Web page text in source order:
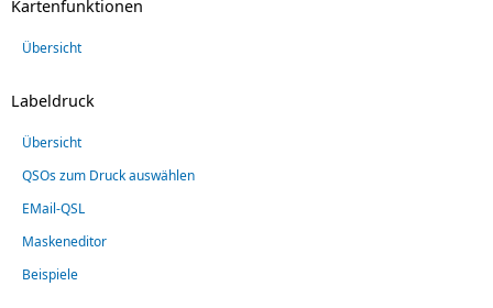
Kartenfunktionen
Übersicht
Labeldruck
Übersicht
QSOs zum Druck auswählen
EMail-QSL
Maskeneditor
Beispiele